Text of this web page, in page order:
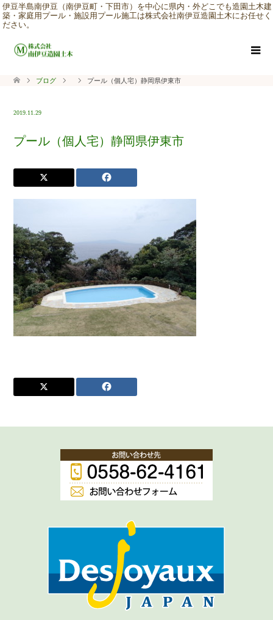
伊豆半島南伊豆（南伊豆町・下田市）を中心に県内・外どこでも造園土木建
築・家庭用プール・施設用プール施工は株式会社南伊豆造園土木にお任せく
ださい。
ブログ プール（個人宅）静岡県伊東市
2019.11.29
プール（個人宅）静岡県伊東市